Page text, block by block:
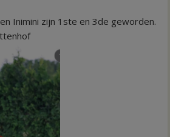
Inimini zijn 1ste en 3de geworden.